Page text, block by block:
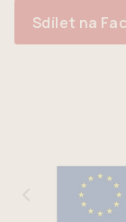
Sdílet na